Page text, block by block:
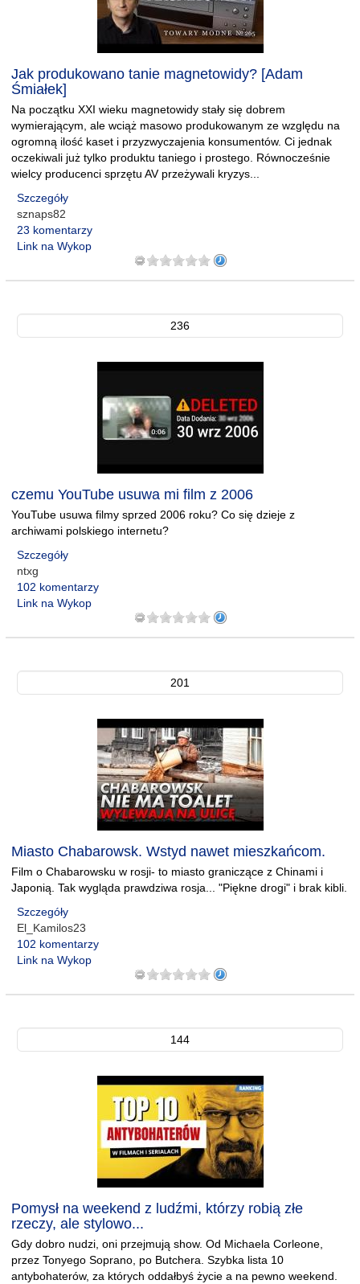
Jak produkowano tanie magnetowidy? [Adam
Śmiałek]
Na początku XXI wieku magnetowidy stały się dobrem
wymierającym, ale wciąż masowo produkowanym ze względu na
ogromną ilość kaset i przyzwyczajenia konsumentów. Ci jednak
oczekiwali już tylko produktu taniego i prostego. Równocześnie
wielcy producenci sprzętu AV przeżywali kryzys...
Szczegóły
sznaps82
23 komentarzy
Link na Wykop
236
czemu YouTube usuwa mi film z 2006
YouTube usuwa filmy sprzed 2006 roku? Co się dzieje z
archiwami polskiego internetu?
Szczegóły
ntxg
102 komentarzy
Link na Wykop
201
Miasto Chabarowsk. Wstyd nawet mieszkańcom.
Film o Chabarowsku w rosji- to miasto graniczące z Chinami i
Japonią. Tak wygląda prawdziwa rosja... "Piękne drogi" i brak kibli.
Szczegóły
El_Kamilos23
102 komentarzy
Link na Wykop
144
Pomysł na weekend z ludźmi, którzy robią złe
rzeczy, ale stylowo...
Gdy dobro nudzi, oni przejmują show. Od Michaela Corleone,
przez Tonyego Soprano, po Butchera. Szybka lista 10
antybohaterów, za których oddałbyś życie a na pewno weekend.